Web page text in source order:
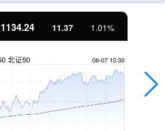
1134.24 11.37 1.01%